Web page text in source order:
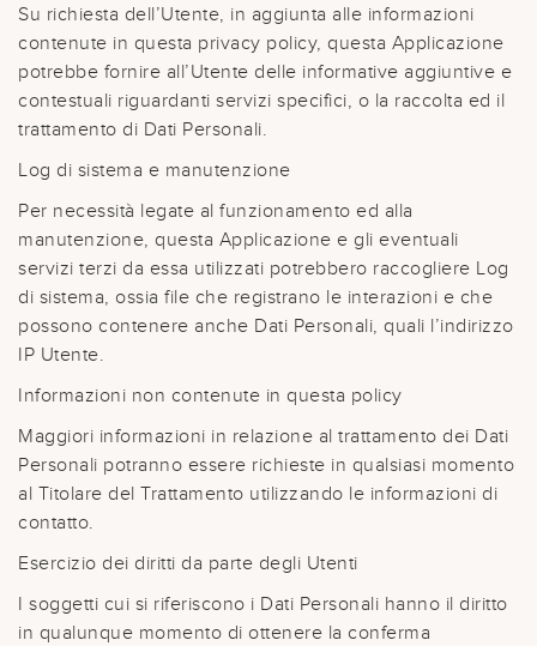
Su richiesta dell’Utente, in aggiunta alle informazioni
contenute in questa privacy policy, questa Applicazione
potrebbe fornire all’Utente delle informative aggiuntive e
contestuali riguardanti servizi specifici, o la raccolta ed il
trattamento di Dati Personali.
Log di sistema e manutenzione
Per necessità legate al funzionamento ed alla
manutenzione, questa Applicazione e gli eventuali
servizi terzi da essa utilizzati potrebbero raccogliere Log
di sistema, ossia file che registrano le interazioni e che
possono contenere anche Dati Personali, quali l’indirizzo
IP Utente.
Informazioni non contenute in questa policy
Maggiori informazioni in relazione al trattamento dei Dati
Personali potranno essere richieste in qualsiasi momento
al Titolare del Trattamento utilizzando le informazioni di
contatto.
Esercizio dei diritti da parte degli Utenti
I soggetti cui si riferiscono i Dati Personali hanno il diritto
in qualunque momento di ottenere la conferma